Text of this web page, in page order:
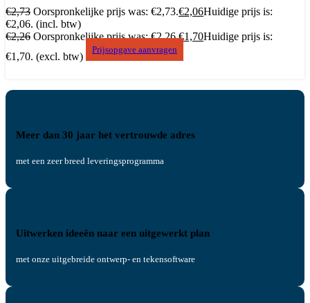
€2,73 Oorspronkelijke prijs was: €2,73.€2,06Huidige prijs is:
€2,06. (incl. btw)
€2,26 Oorspronkelijke prijs was: €2,26.€1,70Huidige prijs is:
€1,70. (excl. btw)
Prijsopgave aanvragen
Meer dan 30 jaar het vertrouwde adres
met een zeer breed leveringsprogramma
Uitwerken ideeën naar een uitgewerkt plan
met onze uitgebreide ontwerp- en tekensoftware